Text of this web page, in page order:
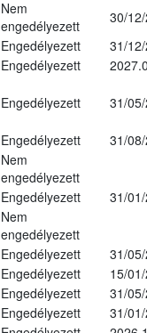
Nem
engedélyezett
30/
Engedélyezett
31/
Engedélyezett
Engedélyezett 31/
Engedélyezett
31/
Nem
engedélyezett
Engedélyezett
31/
Nem
engedélyezett
Engedélyezett
31/
Engedélyezett
15/
Engedélyezett
31/
Engedélyezett
31/